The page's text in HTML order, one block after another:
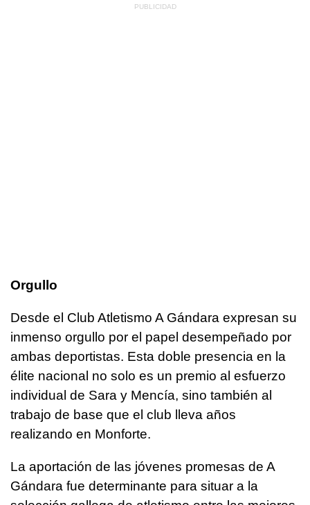
Orgullo
Desde el Club Atletismo A Gándara expresan su
inmenso orgullo por el papel desempeñado por
ambas deportistas. Esta doble presencia en la
élite nacional no solo es un premio al esfuerzo
individual de Sara y Mencía, sino también al
trabajo de base que el club lleva años
realizando en Monforte.
La aportación de las jóvenes promesas de A
Gándara fue determinante para situar a la